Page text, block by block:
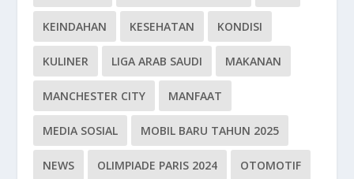
KEINDAHAN KESEHATAN KONDISI
KULINER LIGA ARAB SAUDI MAKANAN
MANCHESTER CITY MANFAAT
MEDIA SOSIAL MOBIL BARU TAHUN 2025
NEWS OLIMPIADE PARIS 2024 OTOMOTIF